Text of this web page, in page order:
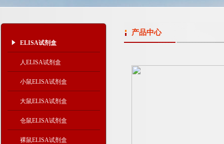
ELISA试剂盒
人ELISA试剂盒
小鼠ELISA试剂盒
大鼠ELISA试剂盒
仓鼠ELISA试剂盒
裸鼠ELISA试剂盒
产品中心